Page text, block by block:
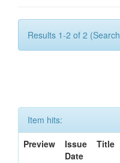
Results 1-2 of 2
Item hits:
Preview
Issue
Date
Title